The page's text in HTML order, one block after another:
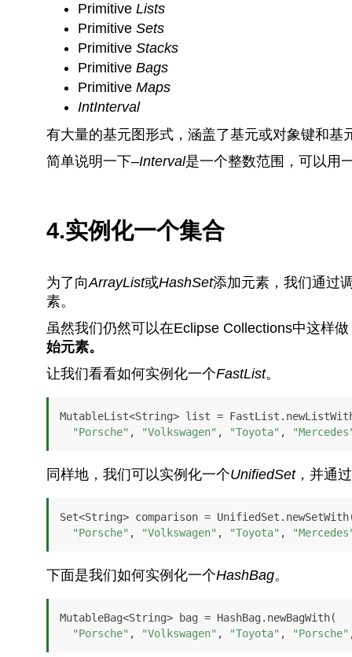
Primitive Lists
Primitive Sets
Primitive Stacks
Primitive Bags
Primitive Maps
IntInterval
有大量的基元图形式，涵盖了基元或对象键和基
简单说明一下–Interval是一个整数范围，可以用
4.实例化一个集合
为了向ArrayList或HashSet添加元素，我们通过
素。
虽然我们仍然可以在Eclipse Collections中这样做
始元素。
让我们看看如何实例化一个FastList。
MutableList<String> list =
"Porsche" , "Volkswagen" , "Toyota" ,
同样地，我们可以实例化一个UnifiedSet，并通
Set<String> comparison =
"Porsche" , "Volkswagen" , "Toyota" ,
下面是我们如何实例化一个HashBag。
MutableBag<String> bag = HashBag.newBagWith(
"Porsche" , "Volkswagen" , "Toyota" , "Porsche"